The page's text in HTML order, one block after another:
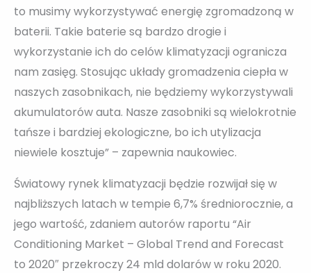
to musimy wykorzystywać energię zgromadzoną w
baterii. Takie baterie są bardzo drogie i
wykorzystanie ich do celów klimatyzacji ogranicza
nam zasięg. Stosując układy gromadzenia ciepła w
naszych zasobnikach, nie będziemy wykorzystywali
akumulatorów auta. Nasze zasobniki są wielokrotnie
tańsze i bardziej ekologiczne, bo ich utylizacja
niewiele kosztuje” – zapewnia naukowiec.
Światowy rynek klimatyzacji będzie rozwijał się w
najbliższych latach w tempie 6,7% średniorocznie, a
jego wartość, zdaniem autorów raportu “Air
Conditioning Market – Global Trend and Forecast
to 2020″ przekroczy 24 mld dolarów w roku 2020.